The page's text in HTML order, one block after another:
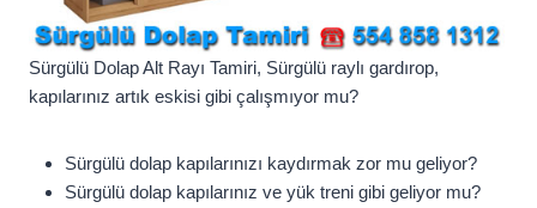
Sürgülü Dolap Alt Rayı Tamiri, Sürgülü raylı gardırop,
kapılarınız artık eskisi gibi çalışmıyor mu?
Sürgülü dolap kapılarınızı kaydırmak zor mu geliyor?
Sürgülü dolap kapılarınız ve yük treni gibi geliyor mu?